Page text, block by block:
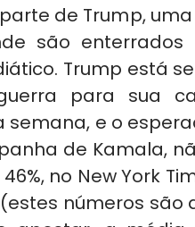
de Trump,
são enterrados
Trump está
para sua
e o
de Kamala,
no New York
(estes números